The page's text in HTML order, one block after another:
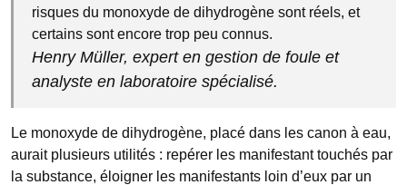
risques du monoxyde de dihydrogène sont réels, et
certains sont encore trop peu connus.
Henry Müller, expert en gestion de foule et
analyste en laboratoire spécialisé.
Le monoxyde de dihydrogène, placé dans les canon à eau,
aurait plusieurs utilités : repérer les manifestant touchés par
la substance, éloigner les manifestants loin d’eux par un